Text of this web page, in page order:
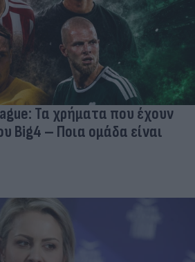
Τα χρήματα που έχουν
Big4 – Ποια ομάδα είναι